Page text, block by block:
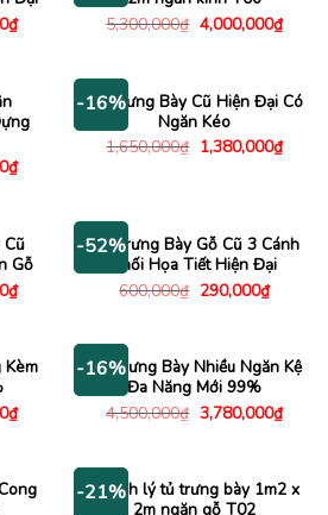
₫Giá
hiện
1,480,000₫.
5,300,000₫ Giá
gốc
4,000,000₫Giá
hiện
₫Giá
hiện
1,780,000₫.
-16%
Tủ Trưng Bày Cũ Hiện Đại Có
Ngăn Kéo
1,650,000₫ Giá
gốc
1,380,000₫Giá
hiện
Gỗ
₫Giá
hiện
1,480,000₫.
-52%
Tủ Trưng Bày Gỗ Cũ 3 Cánh
Phối Họa Tiết Hiện Đại
600,000₫ Giá
290,000₫Giá
hiện
Kèm
₫Giá
hiện
1,980,000₫.
-16%
Tủ Trưng Bày Nhiều Ngăn Kệ
Đa Năng Mới 99%
4,500,000₫ Giá
gốc
3,780,000₫Giá
hiện
-21%
Thanh lý tủ trưng bày 1m2 x
2m ngăn gỗ T02